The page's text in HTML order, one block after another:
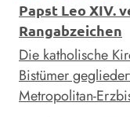
Papst Leo XIV.
Rangabzeichen
Die katholische
Bistümer
Metropolitan-